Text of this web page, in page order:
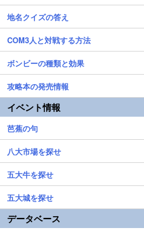
地名クイズの答え
COM3人と対戦する方法
ボンビーの種類と効果
攻略本の発売情報
イベント情報
芭蕉の句
八大市場を探せ
五大牛を探せ
五大城を探せ
データベース